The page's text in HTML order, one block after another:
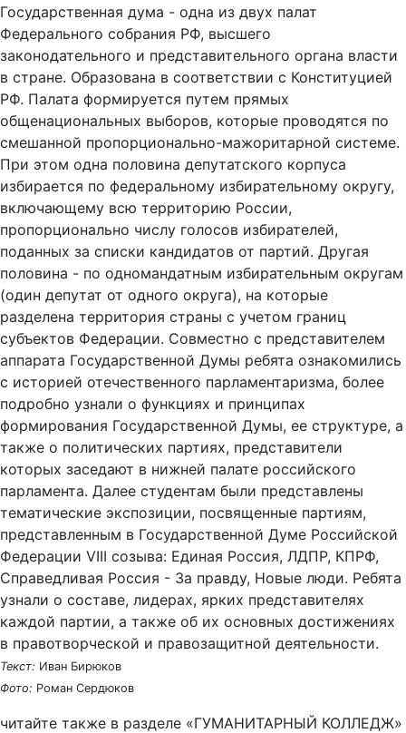
Государственная дума - одна из двух палат
Федерального собрания РФ, высшего
законодательного и представительного органа власти
в стране. Образована в соответствии с Конституцией
РФ. Палата формируется путем прямых
общенациональных выборов, которые проводятся по
смешанной пропорционально-мажоритарной системе.
При этом одна половина депутатского корпуса
избирается по федеральному избирательному округу,
включающему всю территорию России,
пропорционально числу голосов избирателей,
поданных за списки кандидатов от партий. Другая
половина - по одномандатным избирательным округам
(один депутат от одного округа), на которые
разделена территория страны с учетом границ
субъектов Федерации. Совместно с представителем
аппарата Государственной Думы ребята ознакомились
с историей отечественного парламентаризма, более
подробно узнали о функциях и принципах
формирования Государственной Думы, ее структуре, а
также о политических партиях, представители
которых заседают в нижней палате российского
парламента. Далее студентам были представлены
тематические экспозиции, посвященные партиям,
представленным в Государственной Думе Российской
Федерации VIII созыва: Единая Россия, ЛДПР, КПРФ,
Справедливая Россия - За правду, Новые люди. Ребята
узнали о составе, лидерах, ярких представителях
каждой партии, а также об их основных достижениях
в правотворческой и правозащитной деятельности.
Текст: Иван Бирюков
Фото: Роман Сердюков
читайте также в разделе «ГУМАНИТАРНЫЙ КОЛЛЕДЖ»